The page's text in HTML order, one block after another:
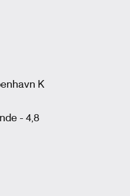
K
- 4,8